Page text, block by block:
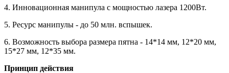
4. Инновационная манипула с мощностью лазера 1200Вт.
5. Ресурс манипулы - до 50 млн. вспышек.
6. Возможность выбора размера пятна - 14*14 мм, 12*20 мм,
15*27 мм, 12*35 мм.
Принцип действия